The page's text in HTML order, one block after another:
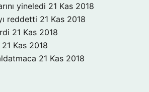
yineledi 21 Kas 2018
reddetti 21 Kas 2018
21 Kas 2018
21 Kas 2018
21 Kas 2018